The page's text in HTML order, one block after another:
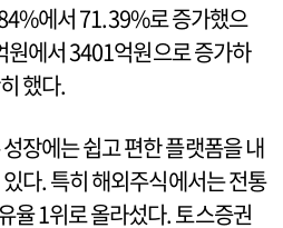
에서 71.39%로 증가했으
에서 3401억원으로 증가하
했다.
장에는 쉽고 편한 플랫폼을 내
다. 특히 해외주식에서는 전통
율 1위로 올라섰다. 토스증권